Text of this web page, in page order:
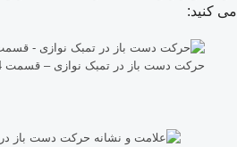
می کنید:
حرکت دست باز در تمبک نوازی – قسمت 4 آموزش رایگان تنبک